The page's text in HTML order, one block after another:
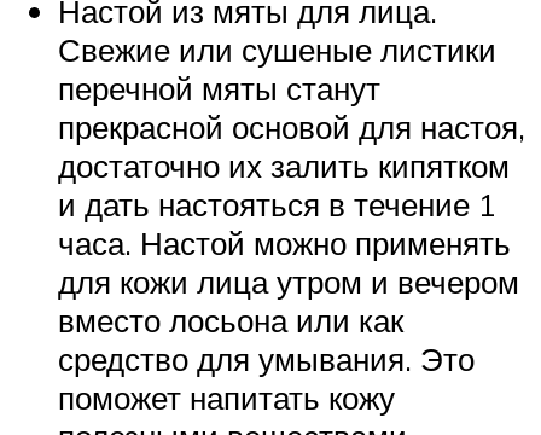
Настой из мяты для лица.
Свежие или сушеные листики
перечной мяты станут
прекрасной основой для настоя,
достаточно их залить кипятком
и дать настояться в течение 1
часа. Настой можно применять
для кожи лица утром и вечером
вместо лосьона или как
средство для умывания. Это
поможет напитать кожу